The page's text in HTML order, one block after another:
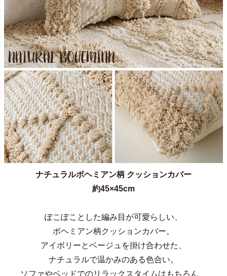
ナチュラルボヘミアン柄 クッションカバー
約45×45cm
ぽこぽことした編み目が可愛らしい、
ボヘミアン柄クッションカバー。
アイボリーとベージュを掛け合わせた、
ナチュラルで温かみのある色合い。
ソファやベッドでのリラックスタイムはもちろん、